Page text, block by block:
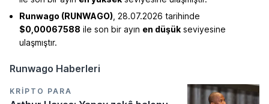
Runwago (RUNWAGO) , 28.07.2026 tarihinde
$0,00067588 ile son bir ayın en düşük seviyesine
ulaşmıştır.
Runwago Haberleri
KRIPTO PARA